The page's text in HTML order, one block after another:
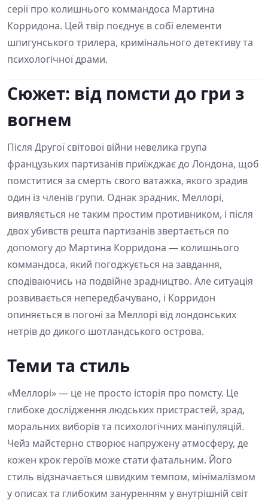
серії про колишнього коммандоса Мартина
Корридона. Цей твір поєднує в собі елементи
шпигунського трилера, кримінального детективу та
психологічної драми.
Сюжет: від помсти до гри з
вогнем
Після Другої світової війни невелика група
французьких партизанів приїжджає до Лондона, щоб
помститися за смерть свого ватажка, якого зрадив
один із членів групи. Однак зрадник, Меллорі,
виявляється не таким простим противником, і після
двох убивств решта партизанів звертається по
допомогу до Мартина Корридона — колишнього
коммандоса, який погоджується на завдання,
сподіваючись на подвійне зрадництво. Але ситуація
розвивається непередбачувано, і Корридон
опиняється в погоні за Меллорі від лондонських
нетрів до дикого шотландського острова.
Теми та стиль
«Меллорі» — це не просто історія про помсту. Це
глибоке дослідження людських пристрастей, зрад,
моральних виборів та психологічних маніпуляцій.
Чейз майстерно створює напружену атмосферу, де
кожен крок героїв може стати фатальним. Його
стиль відзначається швидким темпом, мінімалізмом
у описах та глибоким зануренням у внутрішній світ